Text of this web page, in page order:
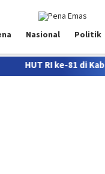
Nasional Politik
Rote Ndao, 322 Siswa